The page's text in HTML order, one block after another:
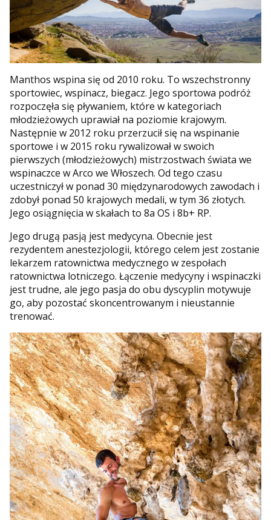
Manthos wspina się od 2010 roku. To wszechstronny
sportowiec, wspinacz, biegacz. Jego sportowa podróż
rozpoczęła się pływaniem, które w kategoriach
młodzieżowych uprawiał na poziomie krajowym.
Następnie w 2012 roku przerzucił się na wspinanie
sportowe i w 2015 roku rywalizował w swoich
pierwszych (młodzieżowych) mistrzostwach świata we
wspinaczce w Arco we Włoszech. Od tego czasu
uczestniczył w ponad 30 międzynarodowych zawodach i
zdobył ponad 50 krajowych medali, w tym 36 złotych.
Jego osiągnięcia w skałach to 8a OS i 8b+ RP.
Jego drugą pasją jest medycyna. Obecnie jest
rezydentem anestezjologii, którego celem jest zostanie
lekarzem ratownictwa medycznego w zespołach
ratownictwa lotniczego. Łączenie medycyny i wspinaczki
jest trudne, ale jego pasja do obu dyscyplin motywuje
go, aby pozostać skoncentrowanym i nieustannie
trenować.